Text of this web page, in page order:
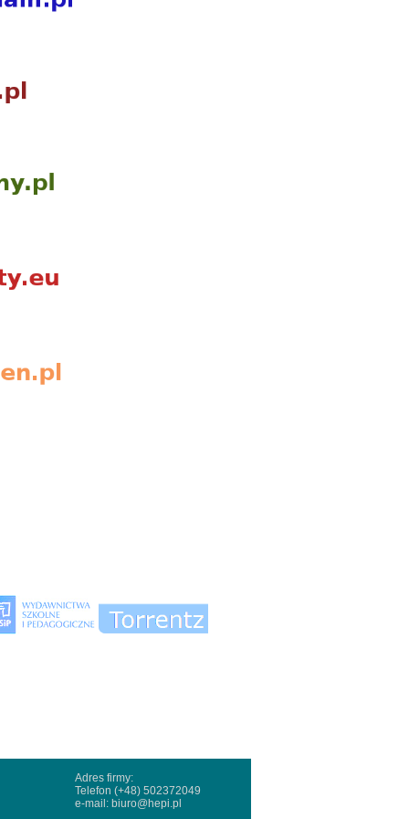
Adres firmy:
Telefon (+48) 502372049
e-mail: biuro@hepi.pl